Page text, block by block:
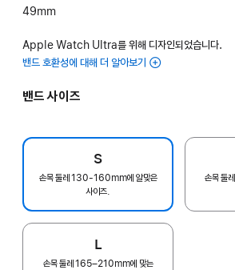
49mm
Apple Watch Ultra를 위해 디자인되었습니다.
밴드 호환성에 대해 더 알아보기
밴드 사이즈
S
손목 둘레 130-160mm에 알맞은
사이즈.
손목 둘
L
손목 둘레 165–210mm에 맞는